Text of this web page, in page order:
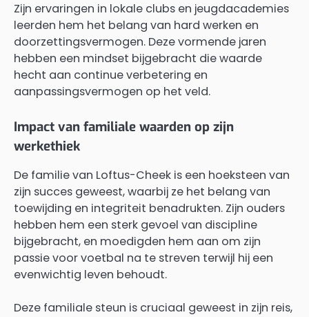
Zijn ervaringen in lokale clubs en jeugdacademies
leerden hem het belang van hard werken en
doorzettingsvermogen. Deze vormende jaren
hebben een mindset bijgebracht die waarde
hecht aan continue verbetering en
aanpassingsvermogen op het veld.
Impact van familiale waarden op zijn
werkethiek
De familie van Loftus-Cheek is een hoeksteen van
zijn succes geweest, waarbij ze het belang van
toewijding en integriteit benadrukten. Zijn ouders
hebben hem een sterk gevoel van discipline
bijgebracht, en moedigden hem aan om zijn
passie voor voetbal na te streven terwijl hij een
evenwichtig leven behoudt.
Deze familiale steun is cruciaal geweest in zijn reis,